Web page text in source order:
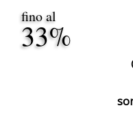
fino al
33%